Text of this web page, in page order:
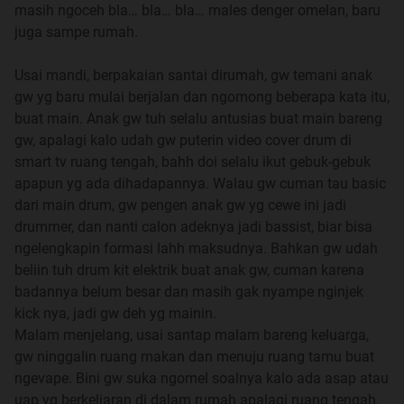
masih ngoceh bla… bla… bla… males denger omelan, baru
juga sampe rumah.
Usai mandi, berpakaian santai dirumah, gw temani anak
gw yg baru mulai berjalan dan ngomong beberapa kata itu,
buat main. Anak gw tuh selalu antusias buat main bareng
gw, apalagi kalo udah gw puterin video cover drum di
smart tv ruang tengah, bahh doi selalu ikut gebuk-gebuk
apapun yg ada dihadapannya. Walau gw cuman tau basic
dari main drum, gw pengen anak gw yg cewe ini jadi
drummer, dan nanti calon adeknya jadi bassist, biar bisa
ngelengkapin formasi lahh maksudnya. Bahkan gw udah
beliin tuh drum kit elektrik buat anak gw, cuman karena
badannya belum besar dan masih gak nyampe nginjek
kick nya, jadi gw deh yg mainin.
Malam menjelang, usai santap malam bareng keluarga,
gw ninggalin ruang makan dan menuju ruang tamu buat
ngevape. Bini gw suka ngomel soalnya kalo ada asap atau
uap yg berkeliaran di dalam rumah apalagi ruang tengah.